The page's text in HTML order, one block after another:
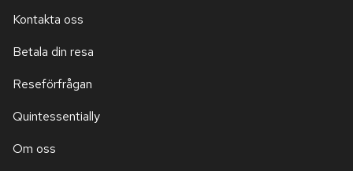
Kontakta oss
Betala din resa
Reseförfrågan
Quintessentially
Om oss